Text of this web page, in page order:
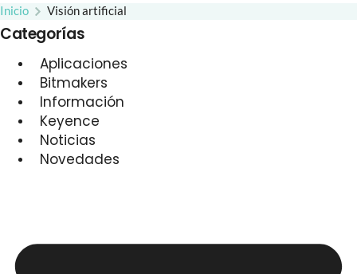
Inicio Visión artificial
Categorías
Aplicaciones
Bitmakers
Información
Keyence
Noticias
Novedades